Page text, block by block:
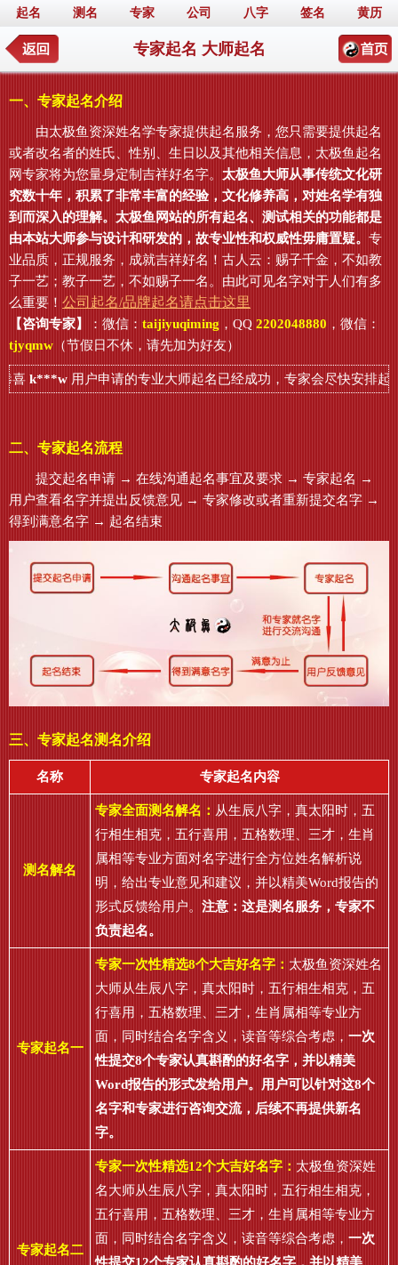
起名 测名 专家 公司 八字 签名 黄历
专家起名 大师起名
一、专家起名介绍
由太极鱼资深姓名学专家提供起名服务，您只需要提供起名
或者改名者的姓氏、性别、生日以及其他相关信息，太极鱼起名
网专家将为您量身定制吉祥好名字。 太极鱼大师从事传统文化研
究数十年，积累了非常丰富的经验，文化修养高，对姓名学有独
到而深入的理解。太极鱼网站的所有起名、测试相关的功能都是
由本站大师参与设计和研发的，故专业性和权威性毋庸置疑。 专
业品质，正规服务，成就吉祥好名！古人云：赐子千金，不如教
子一艺；教子一艺，不如赐子一名。由此可见名字对于人们有多
么重要！ 公司起名/品牌起名请点击这里
【咨询专家】 ：微信： taijiyuqiming ，QQ 2202048880 ，微信：
tjyqmw （节假日不休，请先加为好友）
喜k***w用户申请的专业大师起名已经成功，专家会尽快安排起名
二、专家起名流程
提交起名申请 → 在线沟通起名事宜及要求 → 专家起名 →
用户查看名字并提出反馈意见 → 专家修改或者重新提交名字 →
得到满意名字 → 起名结束
三、专家起名测名介绍
名称 专家起名内容
测名解名
专家全面测名解名： 从生辰八字，真太阳时，五
行相生相克，五行喜用，五格数理、三才，生肖
属相等专业方面对名字进行全方位姓名解析说
明，给出专业意见和建议，并以精美Word报告的
形式反馈给用户。 注意：这是测名服务，专家不
负责起名。
专家起名一
专家一次性精选8个大吉好名字： 太极鱼资深姓名
大师从生辰八字，真太阳时，五行相生相克，五
行喜用，五格数理、三才，生肖属相等专业方
面，同时结合名字含义，读音等综合考虑， 一次
性提交8个专家认真斟酌的好名字，并以精美
Word报告的形式发给用户。用户可以针对这8个
名字和专家进行咨询交流，后续不再提供新名
字。
专家起名二
专家一次性精选12个大吉好名字： 太极鱼资深姓
名大师从生辰八字，真太阳时，五行相生相克，
五行喜用，五格数理、三才，生肖属相等专业方
面，同时结合名字含义，读音等综合考虑， 一次